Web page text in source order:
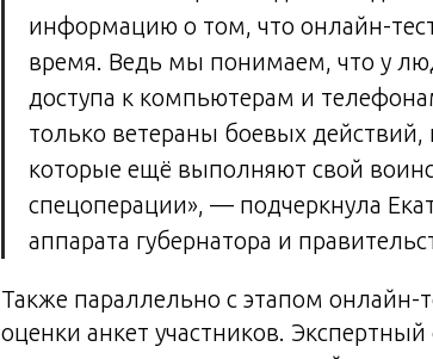
информацию о том, что онлайн-
время. Ведь мы понимаем, что у
доступа к компьютерам и
только ветераны боевых
которые ещё выполняют свой
спецоперации», — подчеркнула
аппарата губернатора и
Также параллельно с этапом онлайн-
оценки анкет участников.